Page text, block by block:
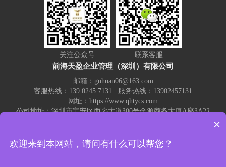
关注公众号 联系客服
前海天盈企业管理（深圳）有限公司
邮箱：guhuan06@163.com
客服热线：139 0245 7131 服务热线：13902457131
网址：https://www.qhtycs.com
公司地址：深圳市宝安区西乡大道300号金源商务大厦A座3A22
热门关键词： 记账报税 代理记账 注册公司 代账公司
公司变更
注册公司流程和费用 营业执照变更注销
×
欢迎来到本网站，请问有什么可以帮您？